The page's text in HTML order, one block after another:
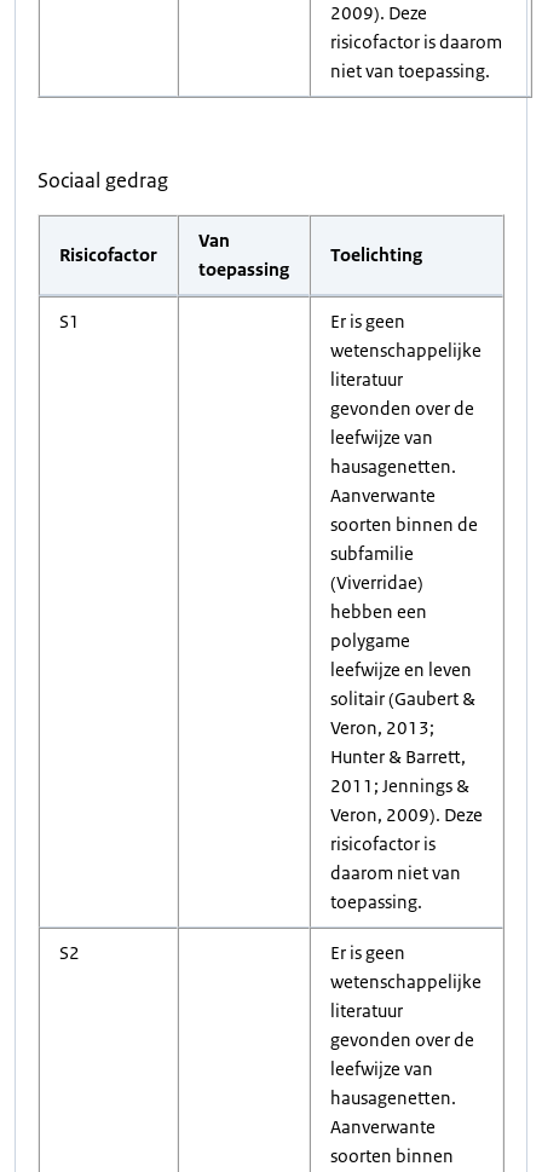
2009). Deze
risicofactor is daarom
niet van toepassing.
Sociaal gedrag
Risicofactor
Van
toepassing
Toelichting
S1
Er is geen
wetenschappelijke
literatuur
gevonden over de
leefwijze van
hausagenetten.
Aanverwante
soorten binnen de
subfamilie
(Viverridae)
hebben een
polygame
leefwijze en leven
solitair (Gaubert &
Veron, 2013;
Hunter & Barrett,
2011; Jennings &
Veron, 2009). Deze
risicofactor is
daarom niet van
toepassing.
S2
Er is geen
wetenschappelijke
literatuur
gevonden over de
leefwijze van
hausagenetten.
Aanverwante
soorten binnen